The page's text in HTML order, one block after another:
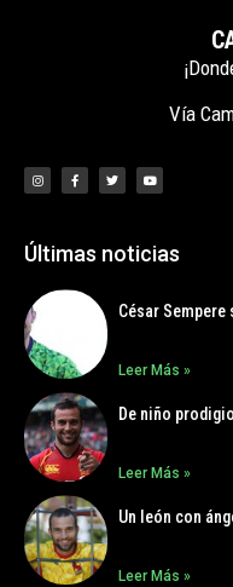
Vía
Últimas noticias
César
Leer Más »
De niño
Leer Más »
Un león con
Leer Más »